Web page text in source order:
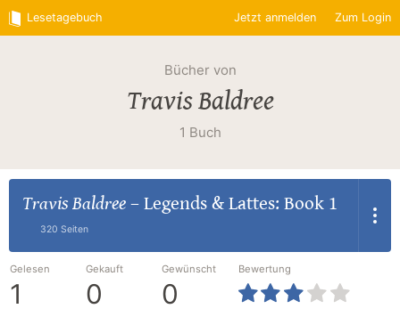
Lesetagebuch Jetzt anmelden Zum Login
Bücher von
Travis Baldree
1 Buch
Travis Baldree– Legends & Lattes: Book 1
320 Seiten
Gelesen
1
Gekauft
0
Gewünscht
0
Bewertung